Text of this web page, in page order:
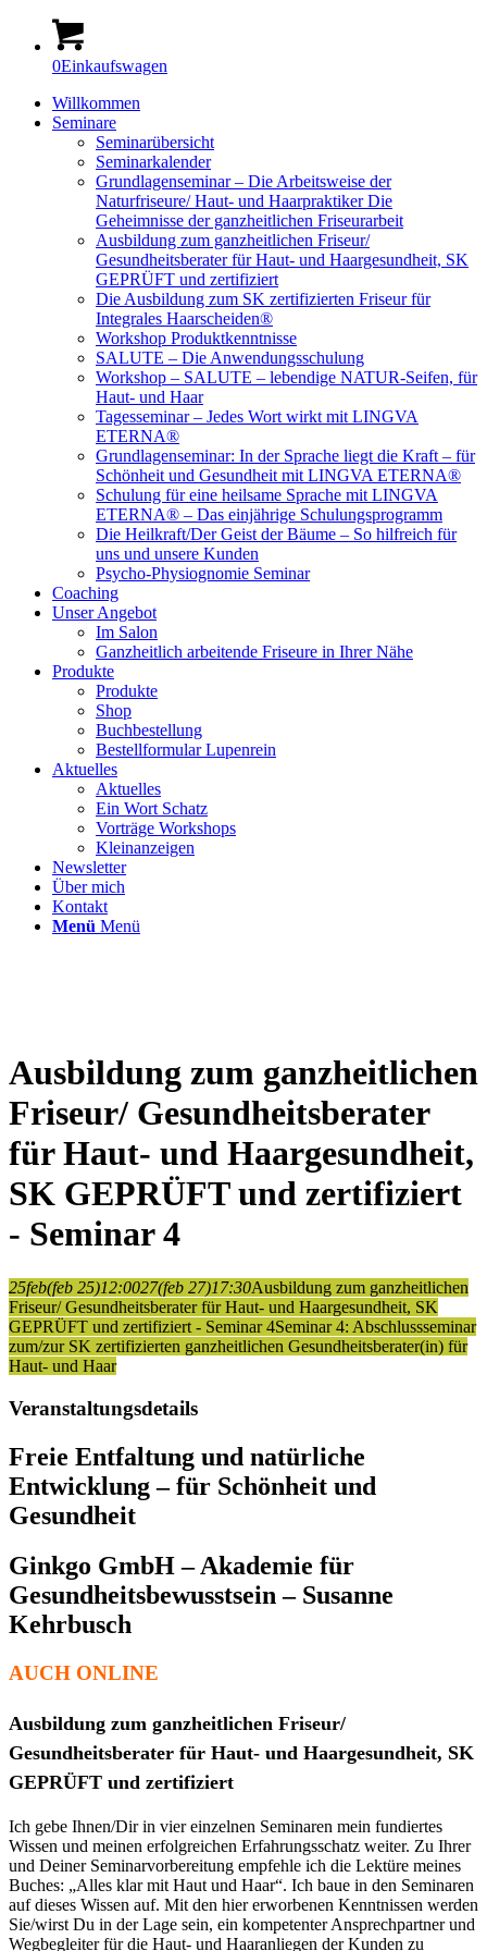
0Einkaufswagen
Willkommen
Seminare
Seminarübersicht
Seminarkalender
Grundlagenseminar – Die Arbeitsweise der
Naturfriseure/ Haut- und Haarpraktiker Die
Geheimnisse der ganzheitlichen Friseurarbeit
Ausbildung zum ganzheitlichen Friseur/
Gesundheitsberater für Haut- und Haargesundheit, SK
GEPRÜFT und zertifiziert
Die Ausbildung zum SK zertifizierten Friseur für
Integrales Haarscheiden®
Workshop Produktkenntnisse
SALUTE – Die Anwendungsschulung
Workshop – SALUTE – lebendige NATUR-Seifen, für
Haut- und Haar
Tagesseminar – Jedes Wort wirkt mit LINGVA
ETERNA®
Grundlagenseminar: In der Sprache liegt die Kraft – für
Schönheit und Gesundheit mit LINGVA ETERNA®
Schulung für eine heilsame Sprache mit LINGVA
ETERNA® – Das einjährige Schulungsprogramm
Die Heilkraft/Der Geist der Bäume – So hilfreich für
uns und unsere Kunden
Psycho-Physiognomie Seminar
Coaching
Unser Angebot
Im Salon
Ganzheitlich arbeitende Friseure in Ihrer Nähe
Produkte
Produkte
Shop
Buchbestellung
Bestellformular Lupenrein
Aktuelles
Aktuelles
Ein Wort Schatz
Vorträge Workshops
Kleinanzeigen
Newsletter
Über mich
Kontakt
Menü Menü
Ausbildung zum ganzheitlichen
Friseur/ Gesundheitsberater
für Haut- und Haargesundheit,
SK GEPRÜFT und zertifiziert
- Seminar 4
25feb(feb 25)12:0027(feb 27)17:30Ausbildung zum ganzheitlichen
Friseur/ Gesundheitsberater für Haut- und Haargesundheit, SK
GEPRÜFT und zertifiziert - Seminar 4Seminar 4: Abschlussseminar
zum/zur SK zertifizierten ganzheitlichen Gesundheitsberater(in) für
Haut- und Haar
Veranstaltungsdetails
Freie Entfaltung und natürliche
Entwicklung – für Schönheit und
Gesundheit
Ginkgo GmbH – Akademie für
Gesundheitsbewusstsein – Susanne
Kehrbusch
AUCH ONLINE
Ausbildung zum ganzheitlichen Friseur/
Gesundheitsberater für Haut- und Haargesundheit, SK
GEPRÜFT und zertifiziert
Ich gebe Ihnen/Dir in vier einzelnen Seminaren mein fundiertes
Wissen und meinen erfolgreichen Erfahrungsschatz weiter. Zu Ihrer
und Deiner Seminarvorbereitung empfehle ich die Lektüre meines
Buches: „Alles klar mit Haut und Haar“. Ich baue in den Seminaren
auf dieses Wissen auf. Mit den hier erworbenen Kenntnissen werden
Sie/wirst Du in der Lage sein, ein kompetenter Ansprechpartner und
Wegbegleiter für die Haut- und Haaranliegen der Kunden zu